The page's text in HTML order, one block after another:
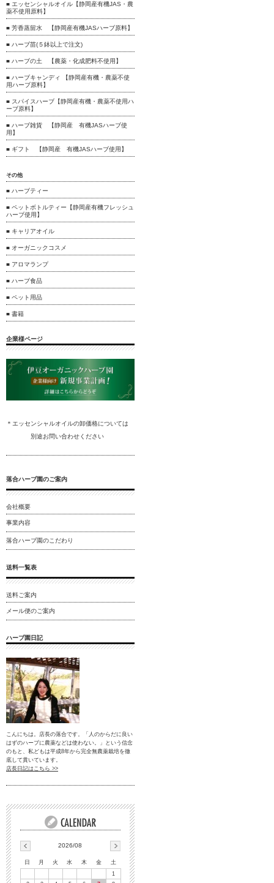
■ エッセンシャルオイル【静岡産有機JAS・農
薬不使用原料】
■ 芳香蒸留水 【静岡産有機JASハーブ原料】
■ ハーブ苗(５鉢以上で注文)
■ ハーブの土 【農薬・化成肥料不使用】
■ ハーブキャンディ 【静岡産有機・農薬不使
用ハーブ原料】
■ スパイスハーブ【静岡産有機・農薬不使用ハ
ーブ原料】
■ ハーブ雑貨 【静岡産 有機JASハーブ使
用】
■ ギフト 【静岡産 有機JASハーブ使用】
その他
■ ハーブティー
■ ペットボトルティー【静岡産有機フレッシュ
ハーブ使用】
■ キャリアオイル
■ オーガニックコスメ
■ アロマランプ
■ ハーブ食品
■ ペット用品
■ 書籍
企業様ページ
＊エッセンシャルオイルの卸価格については
別途お問い合わせください
落合ハーブ園のご案内
会社概要
事業内容
落合ハーブ園のこだわり
送料一覧表
送料ご案内
メール便のご案内
ハーブ園日記
こんにちは。店長の落合です。「人のからだに良い
はずのハーブに農薬などは使わない。」という信念
のもと、私どもは平成8年から完全無農薬栽培を徹
底して貫いています。
店長日記はこちら >>
2026/08
日 月 火 水 木 金
土
1